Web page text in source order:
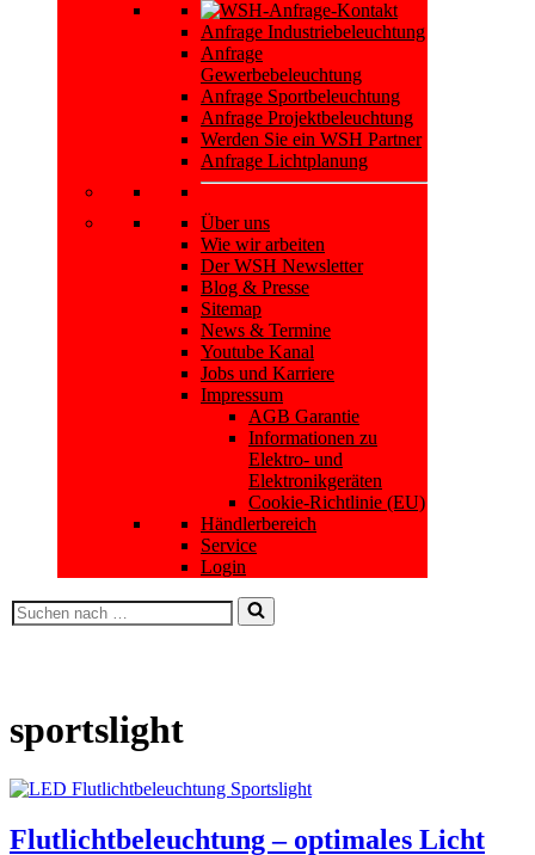
Anfrage Industriebeleuchtung
Anfrage
Gewerbebeleuchtung
Anfrage Sportbeleuchtung
Anfrage Projektbeleuchtung
Werden Sie ein WSH Partner
Anfrage Lichtplanung
Über uns
Wie wir arbeiten
Der WSH Newsletter
Blog & Presse
Sitemap
News & Termine
Youtube Kanal
Jobs und Karriere
Impressum
AGB Garantie
Informationen zu
Elektro- und
Elektronikgeräten
Cookie-Richtlinie (EU)
Händlerbereich
Service
Login
Suchen
nach …
sportslight
Flutlichtbeleuchtung – optimales Licht